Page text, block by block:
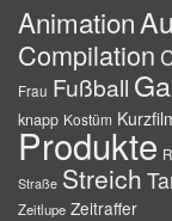
Animation
Compilation
Frau Fußball
knapp Kostüm
Produkte
Straße Streich
Zeitlupe Zeitraffer